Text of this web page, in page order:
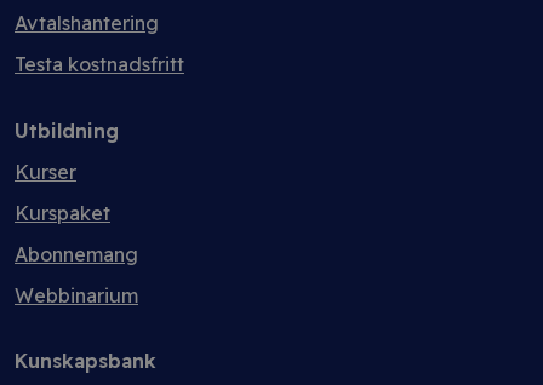
Avtalshantering
Testa kostnadsfritt
Utbildning
Kurser
Kurspaket
Abonnemang
Webbinarium
Kunskapsbank